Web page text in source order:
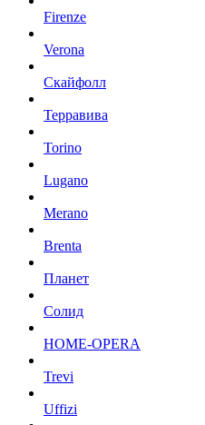
Firenze
Verona
Скайфолл
Терравива
Torino
Lugano
Merano
Brenta
Планет
Солид
HOME-OPERA
Trevi
Uffizi